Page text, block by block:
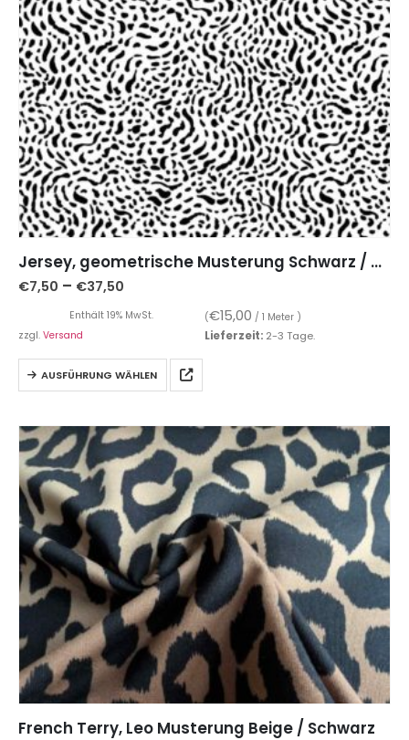
Jersey, geometrische Musterung Schwarz / Weiß
€7,50 – €37,50
Enthält 19% MwSt. (€15,00 / 1 Meter )
zzgl. Versand Lieferzeit: 2-3 Tage.
AUSFÜHRUNG WÄHLEN
French Terry, Leo Musterung Beige / Schwarz